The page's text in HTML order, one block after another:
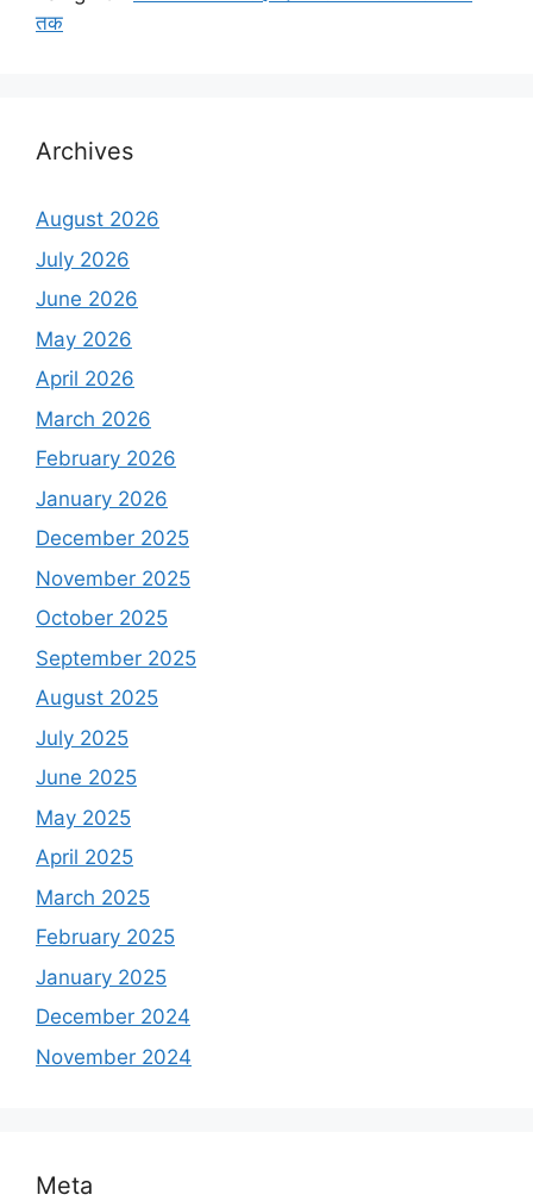
तक
Archives
August 2026
July 2026
June 2026
May 2026
April 2026
March 2026
February 2026
January 2026
December 2025
November 2025
October 2025
September 2025
August 2025
July 2025
June 2025
May 2025
April 2025
March 2025
February 2025
January 2025
December 2024
November 2024
Meta